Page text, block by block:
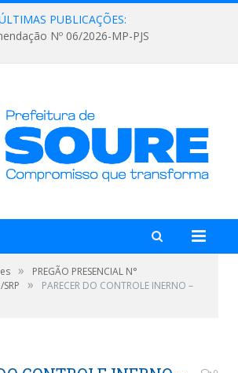
PUBLICAÇÕES:
Nº 06/2026-MP-PJS
»
PREGÃO PRESENCIAL N°
»
PARECER DO CONTROLE INERNO –